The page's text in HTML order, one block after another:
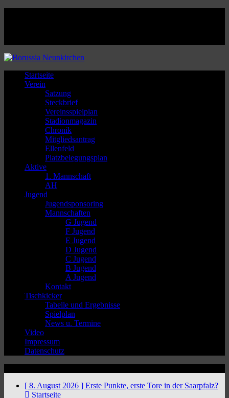
Startseite
Verein
Satzung
Steckbrief
Vereinsspielplan
Stadionmagazin
Chronik
Mitgliedsantrag
Ellenfeld
Platzbelegungsplan
Aktive
1. Mannschaft
AH
Jugend
Jugendsponsoring
Mannschaften
G Jugend
F Jugend
E Jugend
D Jugend
C Jugend
B Jugend
A Jugend
Kontakt
Tischkicker
Tabelle und Ergebnisse
Spielplan
News u. Termine
Video
Impressum
Datenschutz
[ 8. August 2026 ] Erste Punkte, erste Tore in der Saarpfalz?
Startseite